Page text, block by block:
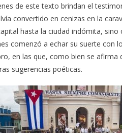
de este texto brindan el
convertido en cenizas en la
hasta la ciudad indómita,
comenzó a echar su suerte con
en las que, como bien se
sugerencias poéticas.